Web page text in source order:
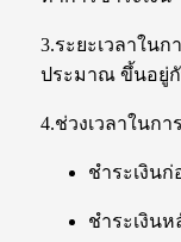
3.ระยะเวลาใน
ประมาณ ขึ้นอยู่
4.ช่วงเวลาในก
ชำระเงิน
ชำระเงินห